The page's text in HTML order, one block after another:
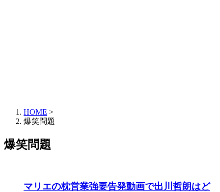
HOME >
爆笑問題
爆笑問題
マリエの枕営業強要告発動画で出川哲朗はど